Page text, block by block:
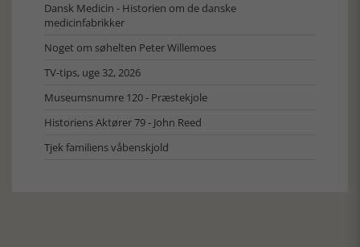
Dansk Medicin - Historien om de danske
medicinfabrikker
Noget om søhelten Peter Willemoes
TV-tips, uge 32, 2026
Museumsnumre 120 - Præstekjole
Historiens Aktører 79 - John Reed
Tjek familiens våbenskjold